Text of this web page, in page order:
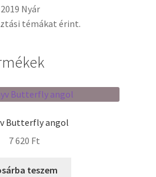
Nyár
témákat érint.
Butterfly angol
7 620 Ft
teszem